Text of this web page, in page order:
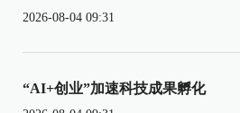
2026-08-04 09:31
“AI+创业”加速科技成果孵化